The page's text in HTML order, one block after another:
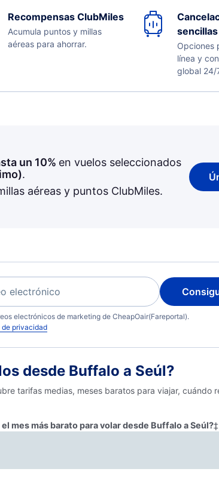
Recompensas ClubMiles
Acumula puntos y millas
aéreas para ahorrar.
sencillas
Opciones
línea y
global 24/
un 10% en vuelos seleccionados
.
aéreas y puntos ClubMiles.
electrónicos de marketing de CheapOair(Fareportal).
de privacidad
desde Buffalo a Seúl?
tarifas medias, meses baratos para viajar, cuándo
el mes más barato para volar desde Buffalo a Seúl?‡